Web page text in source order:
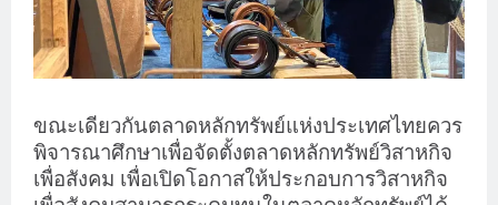
ขณะเดียวกันตลาดหลักทรัพย์แห่งประเทศไทยควร
พิจารณาศึกษาเพื่อจัดตั้งตลาดหลักทรัพย์วิสาหกิจ
เพื่อสังคม เพื่อเปิดโอกาสให้ประกอบการวิสาหกิจ